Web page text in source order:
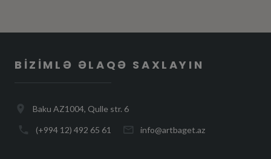
BIZIMLƏ ƏLAQƏ SAXLAYIN
Baku AZ1004, Qulle str. 6
(+994 12) 492 65 61 info@artbaget.az